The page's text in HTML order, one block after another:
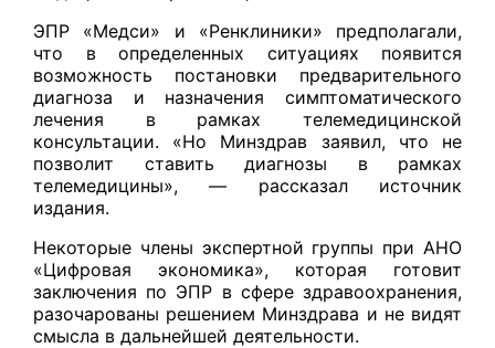
ЭПР «Медси» и «Ренклиники» предполагали,
что в определенных ситуациях появится
возможность постановки предварительного
диагноза и назначения симптоматического
лечения в рамках телемедицинской
консультации. «Но Минздрав заявил, что не
позволит ставить диагнозы в рамках
телемедицины», — рассказал источник
издания.
Некоторые члены экспертной группы при АНО
«Цифровая экономика», которая готовит
заключения по ЭПР в сфере здравоохранения,
разочарованы решением Минздрава и не видят
смысла в дальнейшей деятельности.